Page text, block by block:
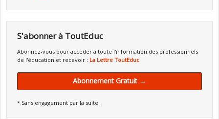
S'abonner à ToutEduc
Abonnez-vous pour accéder à toute l'information des professionnels
de l'éducation et recevoir : La Lettre ToutEduc
Abonnement Gratuit →
* Sans engagement par la suite.